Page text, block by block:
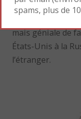
Une excellente
collections. Tout
mais géniale de
États-Unis à la
l’étranger.
spams, plus de